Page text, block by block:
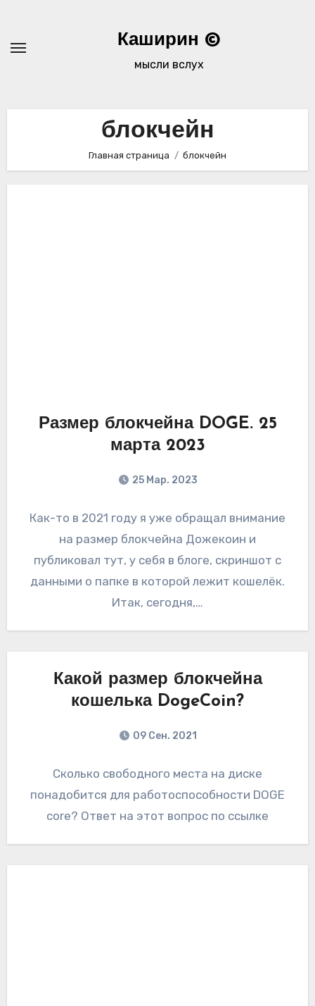
содержимому
Каширин ©
мысли вслух
блокчейн
Главная страница блокчейн
Размер блокчейна DOGE. 25
марта 2023
25 Мар. 2023
Как-то в 2021 году я уже обращал внимание
на размер блокчейна Дожекоин и
публиковал тут, у себя в блоге, скриншот с
данными о папке в которой лежит кошелёк.
Итак, сегодня,…
Какой размер блокчейна
кошелька DogeCoin?
09 Сен. 2021
Сколько свободного места на диске
понадобится для работоспособности DOGE
core? Ответ на этот вопрос по ссылке